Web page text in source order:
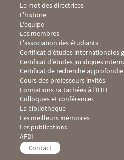
Menu Footer IHEI 1
Le mot des directrices
L'histoire
L'équipe
Les membres
L'association des étudiants
Menu Footer IHEI 2
Certificat d'études internationales
Certificat d'études juridiques
Certificat de recherche approfondie
Cours des professeurs invités
Formations rattachées à l'IHEI
Menu Footer IHEI 3
Colloques et conférences
La bibliothèque
Les meilleurs mémoires
Les publications
Menu Footer IHEI 4
AFDI
Contact